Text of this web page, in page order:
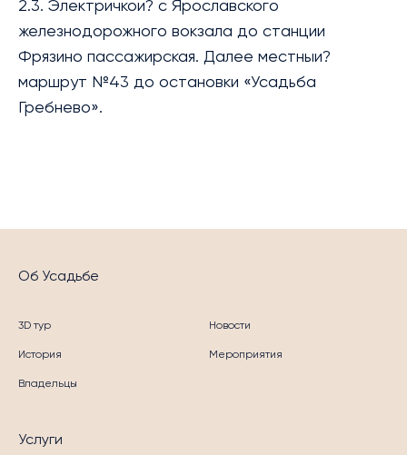
2.3. Электричкои? с Ярославского
железнодорожного вокзала до станции
Фрязино пассажирская. Далее местныи?
маршрут №43 до остановки «Усадьба
Гребнево».
Об Усадьбе
3D тур
История
Владельцы
Новости
Мероприятия
Услуги